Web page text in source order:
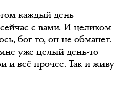
каждый день
сейчас с вами. И целиком
бог-то, он не обманет.
уже целый день-то
и всё прочее. Так и живу